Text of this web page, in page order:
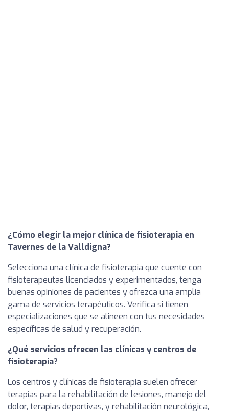
¿Cómo elegir la mejor clínica de fisioterapia en
Tavernes de la Valldigna?
Selecciona una clínica de fisioterapia que cuente con
fisioterapeutas licenciados y experimentados, tenga
buenas opiniones de pacientes y ofrezca una amplia
gama de servicios terapéuticos. Verifica si tienen
especializaciones que se alineen con tus necesidades
específicas de salud y recuperación.
¿Qué servicios ofrecen las clínicas y centros de
fisioterapia?
Los centros y clínicas de fisioterapia suelen ofrecer
terapias para la rehabilitación de lesiones, manejo del
dolor, terapias deportivas, y rehabilitación neurológica,